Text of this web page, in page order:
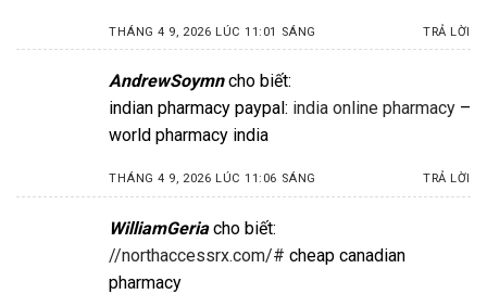
THÁNG 4 9, 2026 LÚC 11:01 SÁNG TRẢ LỜI
AndrewSoymn cho biết:
indian pharmacy paypal: india online pharmacy –
world pharmacy india
THÁNG 4 9, 2026 LÚC 11:06 SÁNG TRẢ LỜI
WilliamGeria cho biết:
//northaccessrx.com/# cheap canadian
pharmacy